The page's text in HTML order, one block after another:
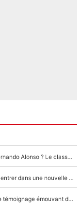
Max Verstappen, Lewis Hamilton… et bientôt Fernando Alonso ? Le classement des pilotes les mieux payés en Formule 1 risque de changer !
F1 - Alpine signe un accord «impensable» et va entrer dans une nouvelle dimension : Grande nouvelle pour Pierre Gasly !
F1 : « Je lui ai fait un câlin, puis j’ai dû partir...», le témoignage émouvant de Max Verstappen sur sa fille